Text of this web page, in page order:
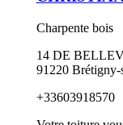
Charpente bois
14 DE
91220 Brétigny-
+33603918570